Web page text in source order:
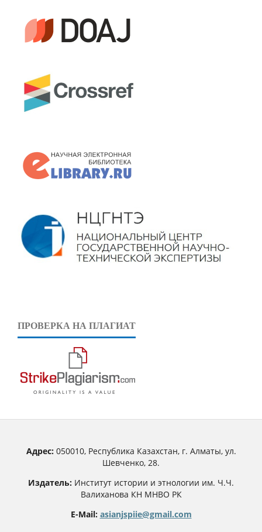
ПРОВЕРКА НА ПЛАГИАТ
Адрес:050010, Республика Казахстан, г. Алматы, ул.
Шевченко, 28.
Издатель: Институт истории и этнологии им. Ч.Ч.
Валиханова КН МНВО РК
E-Mail: asianjspiie@gmail.com